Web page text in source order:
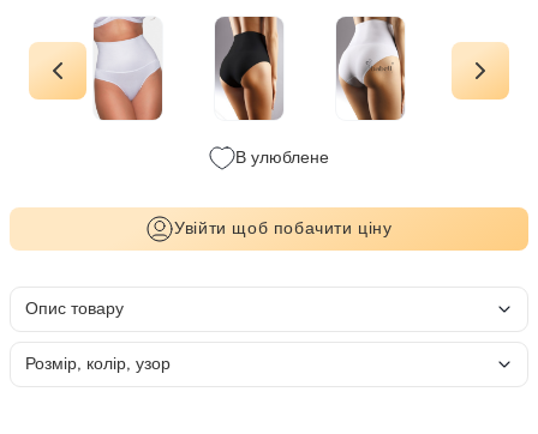
В улюблене
Увійти щоб побачити ціну
Опис товару
Розмір, колір, узор